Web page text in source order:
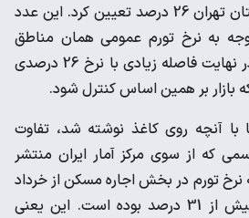
افزایش اجاره‌بها را در استان تهران 26 درصد تعیین کرد. این عدد
به نرخ تورم عمومی همان مناطق
مقداری متفاوت بود اما در نهایت فاصله زیادی با نرخ 26 درصدی
بازار بر همین اساس کنترل شود.
با آنچه روی کاغذ نوشته شد، تفاوت
که از سوی مرکز آمار ایران منتشر
تورم در بخش اجاره مسکن از خرداد
پارسال تا امسال کمی بیش از 31 درصد بوده است. این یعنی